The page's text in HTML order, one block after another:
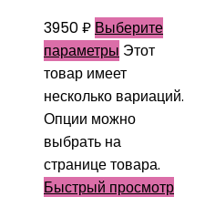
3950₽ Выберите
параметры Этот
товар имеет
несколько вариаций.
Опции можно
выбрать на
странице товара.
Быстрый просмотр